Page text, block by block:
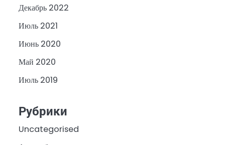
Декабрь 2022
Июль 2021
Июнь 2020
Май 2020
Июль 2019
Рубрики
Uncategorised